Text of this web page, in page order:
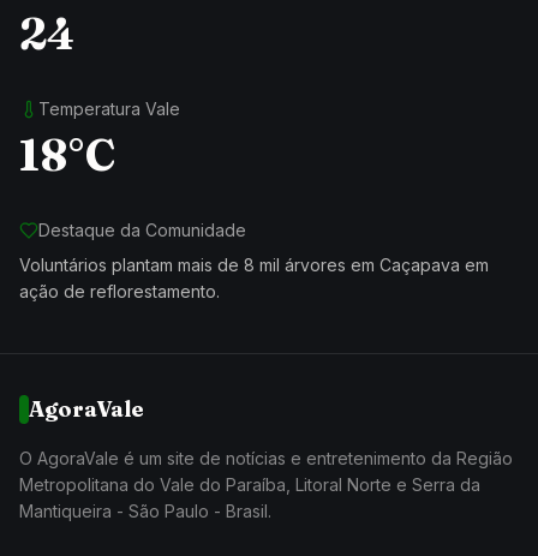
24
Temperatura Vale
18°C
Destaque da Comunidade
Voluntários plantam mais de 8 mil árvores em Caçapava em
ação de reflorestamento.
AgoraVale
O AgoraVale é um site de notícias e entretenimento da Região
Metropolitana do Vale do Paraíba, Litoral Norte e Serra da
Mantiqueira - São Paulo - Brasil.